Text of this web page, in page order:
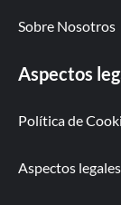
Sobre Nosotros
Aspectos
Política de
Aspectos legales